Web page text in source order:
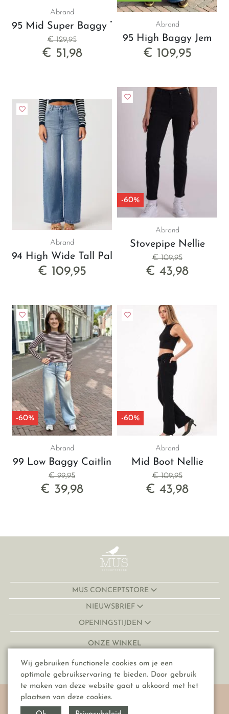
Wij gebruiken functionele cookies om je een
optimale gebruikservaring te bieden. Door gebruik
te maken van deze website gaat u akkoord met het
plaatsen van deze cookies.
Abrand
95 Mid Super Baggy Telisha
€ 129,95
€ 51,98
Abrand
95 High Baggy Jem
€ 109,95
Abrand
94 High Wide Tall Paloma
€ 109,95
-60%
Abrand
Stovepipe Nellie
€ 109,95
€ 43,98
-60%
Abrand
99 Low Baggy Caitlin
€ 99,95
€ 39,98
-60%
Abrand
Mid Boot Nellie
€ 109,95
€ 43,98
MUS CONCEPTSTORE
NIEUWSBRIEF
OPENINGSTIJDEN
ONZE WINKEL
Lijnmarkt 32-34
© Copyright 2026 MUS conceptstore
Algemene voorwaarden